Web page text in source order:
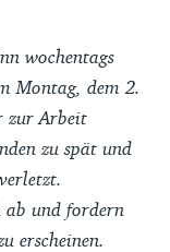
wochentags
Montag, dem 2.
zur Arbeit
zu spät und
und fordern
erscheinen.